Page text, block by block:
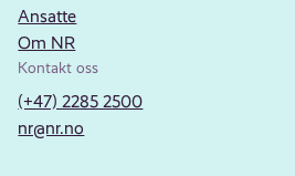
Ansatte
Om NR
Kontakt oss
(+47) 2285 2500
nr@nr.no